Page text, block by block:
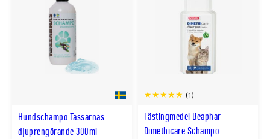
Hundschampo Tassarnas
djuprengörande 300ml
Fästingmedel Beaphar
Dimethicare Schampo
(1)